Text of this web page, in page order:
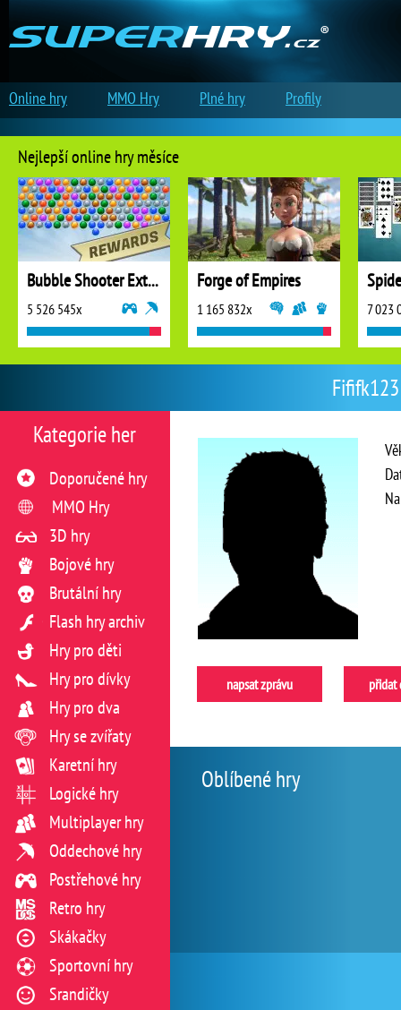
napsat zprávu přidat
Oblíbené hry
Kategorie her
Doporučené hry
MMO Hry
3D hry
Bojové hry
Brutální hry
Flash hry archiv
Hry pro děti
Hry pro dívky
Hry pro dva
Hry se zvířaty
Karetní hry
Logické hry
Multiplayer hry
Oddechové hry
Postřehové hry
Retro hry
Skákačky
Sportovní hry
Srandičky
Nejlepší online hry měsíce
Bubble Shooter Extreme
5 526 545x
Forge of Empires
1 165 832x 7 023
Online hry MMO Hry Plné hry Profily